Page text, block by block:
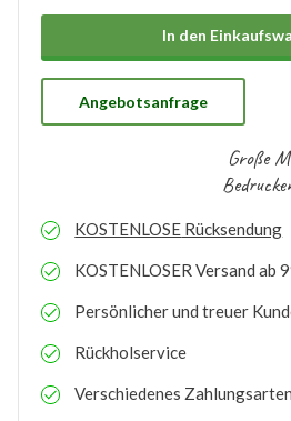
In den
Angebotsanfrage
Große
KOSTENLOSE Rücksendung
KOSTENLOSER Versand ab
Persönlicher und treuer
Rückholservice
Verschiedenes Zahlungsarten